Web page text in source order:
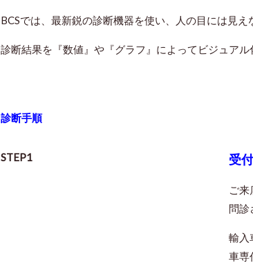
BCSでは、最新鋭の診断機器を使い、人の目には見
診断結果を『数値』や『グラフ』によってビジュア
診断手順
STEP1 受
ご
問診
輸入
車専